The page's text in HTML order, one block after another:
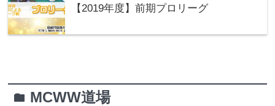
【2019年度】前期プロリーグ
folder MCWW道場